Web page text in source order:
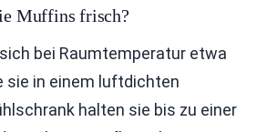
Muffins frisch?
bei Raumtemperatur etwa
sie in einem luftdichten
halten sie bis zu einer